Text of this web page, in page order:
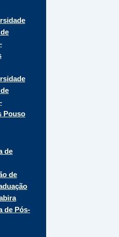
Pouso
de
de
de Pós-